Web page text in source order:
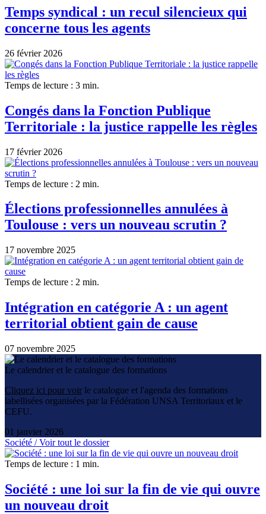
Temps syndical : un recul silencieux qui
concerne tous les agents
26 février 2026
Temps de lecture : 3 min.
Congés dans la Fonction Publique
Territoriale : la justice rappelle les règles
17 février 2026
Temps de lecture : 2 min.
Élections professionnelles annulées à
Toulouse : vers un nouveau scrutin ?
17 novembre 2025
Temps de lecture : 2 min.
Intégration en catégorie A : un agent
territorial obtient gain de cause
07 novembre 2025
Le calendrier et le catalogue des formations
Cliquez ici pour voir le catalogue et l'agenda des formations
labellisées organisées par la Fédération UNSA Territoriaux et le
CEFU.
01 janvier 2026
Société /Voir tout le dossier
Temps de lecture : 1 min.
Société : une loi sur la fin de vie qui ouvre
un nouveau droit